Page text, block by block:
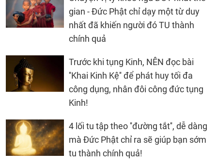
gian - Đức Phật chỉ dạy một từ duy
nhất đã khiến người đó TU thành
chính quả
Trước khi tụng Kinh, NÊN đọc bài
''Khai Kinh Kệ'' để phát huy tối đa
công dụng, nhân đôi công đức tụng
Kinh!
4 lối tu tập theo ''đường tắt'', dễ dàng
mà Đức Phật chỉ ra sẽ giúp bạn sớm
tu thành chính quả!